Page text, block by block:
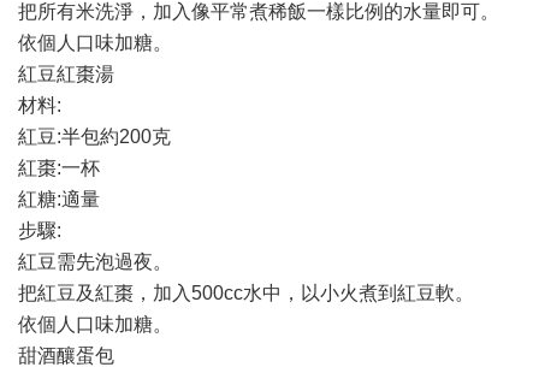
把所有米洗淨，加入像平常煮稀飯一樣比例的水量即可。
依個人口味加糖。
紅豆紅棗湯
材料:
紅豆:半包約200克
紅棗:一杯
紅糖:適量
步驟:
紅豆需先泡過夜。
把紅豆及紅棗，加入500cc水中，以小火煮到紅豆軟。
依個人口味加糖。
甜酒釀蛋包